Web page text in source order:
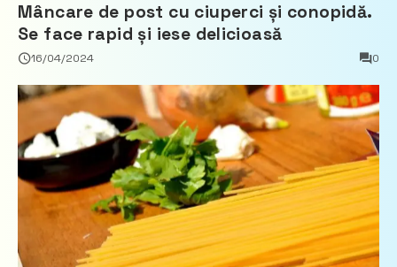
Mâncare de post cu ciuperci și conopidă.
Se face rapid și iese delicioasă
16/04/2024 0